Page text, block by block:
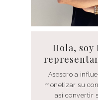
Hola, soy
Asesoro a
monetizar su
así convertir